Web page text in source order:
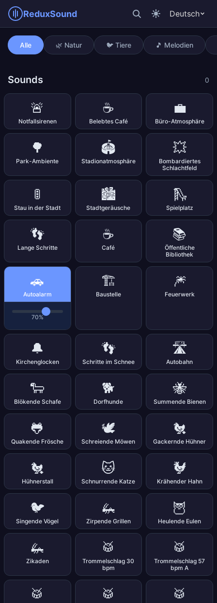
ReduxSound Deutsch
Autoalarm
Alle 🌿 Natur 🐦 Tiere 🎵 Melodien
Sounds 0
🚨
Notfallsirenen
☕
Belebtes Café
💼
Büro-Atmosphäre
🌳
Park-Ambiente
🏟️
Stadionatmosphäre
💥
Bombardiertes
Schlachtfeld
🚦
Stau in der Stadt
🏙️
Stadtgeräusche
🛝
Spielplatz
👣
Lange Schritte
☕
Café
📚
Öffentliche
Bibliothek
🚗
Autoalarm
70%
🏗️
Baustelle
🎆
Feuerwerk
🔔
Kirchenglocken
👣
Schritte im Schnee
🛣️
Autobahn
🐑
Blökende Schafe
🐕
Dorfhunde
🐝
Summende Bienen
🐸
Quakende Frösche
🕊️
Schreiende Möwen
🐔
Gackernde Hühner
🐔
Hühnerstall
🐱
Schnurrende Katze
🐓
Krähender Hahn
🐦
Singende Vögel
🦗
Zirpende Grillen
🦉
Heulende Eulen
🦗
Zikaden
🥁
Trommelschlag 30
bpm
🥁
Trommelschlag 57
bpm A
🥁 🥁 🥁